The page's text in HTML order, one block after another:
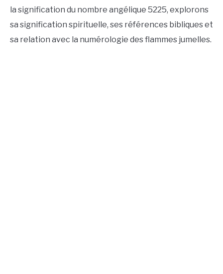
la signification du nombre angélique 5225, explorons
sa signification spirituelle, ses références bibliques et
sa relation avec la numérologie des flammes jumelles.